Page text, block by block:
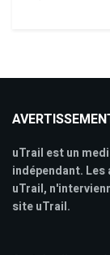
uTrail est un
indépendant.
uTrail,
site uTrail.